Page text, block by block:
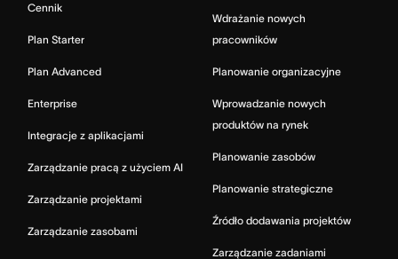
Cennik
Plan Starter
Plan Advanced
Enterprise
Integracje z aplikacjami
Zarządzanie pracą z użyciem AI
Zarządzanie projektami
Zarządzanie zasobami
Wdrażanie nowych
pracowników
Planowanie organizacyjne
Wprowadzanie nowych
produktów na rynek
Planowanie zasobów
Planowanie strategiczne
Źródło dodawania projektów
Zarządzanie zadaniami